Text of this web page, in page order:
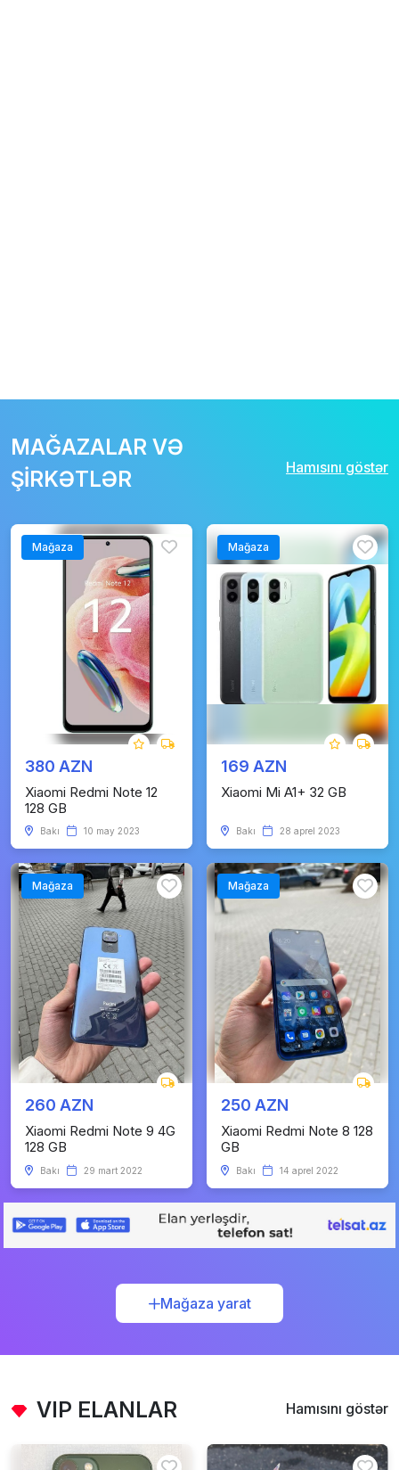
MAĞAZALAR VƏ
ŞİRKƏTLƏR
Hamısını göstər
Mağaza
380 AZN
Xiaomi Redmi Note 12
128 GB
Bakı 10 may 2023
Mağaza
169 AZN
Xiaomi Mi A1+ 32 GB
Bakı 28 aprel 2023
Mağaza
260 AZN
Xiaomi Redmi Note 9 4G
128 GB
Bakı 29 mart 2022
Mağaza
250 AZN
Xiaomi Redmi Note 8 128
GB
Bakı 14 aprel 2022
Mağaza yarat
VIP ELANLAR Hamısını göstər